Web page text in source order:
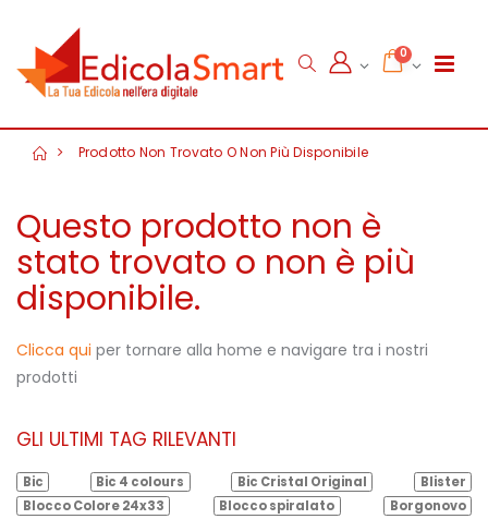
0
Prodotto Non Trovato O Non Più Disponibile
Questo prodotto non è
stato trovato o non è più
disponibile.
Clicca qui per tornare alla home e navigare tra i nostri
prodotti
GLI ULTIMI TAG RILEVANTI
Bic Bic 4 colours Bic Cristal Original
Blister
Blocco Colore 24x33
Blocco spiralato
Borgonovo